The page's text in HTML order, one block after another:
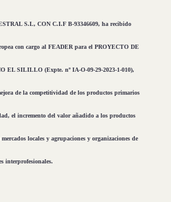
S.L, CON C.I.F B-93346609, ha recibido
con cargo al FEADER para el PROYECTO DE
EL SILILLO (Expte. nº IA-O-09-29-2023-1-010),
de la competitividad de los productos primarios
el incremento del valor añadido a los productos
locales y agrupaciones y organizaciones de
interprofesionales.